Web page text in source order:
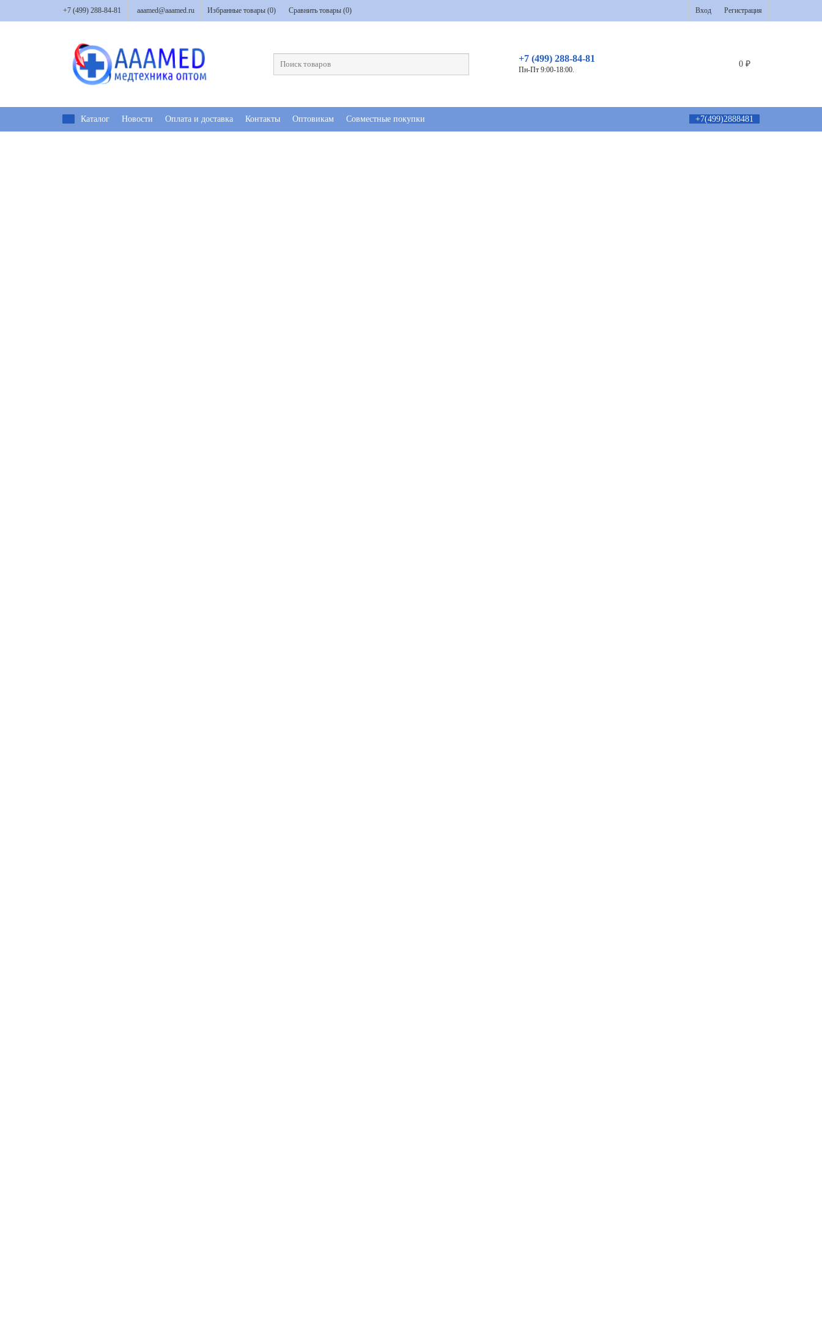
+7 (499) 288-84-81 aaamed@aaamed.ru Избранные товары (0) Сравнить товары (0) Вход Регистрация
+7 (499) 288-84-81
Пн-Пт 9:00-18:00.
0 ₽
Каталог Новости Оплата и доставка Контакты Оптовикам Совместные покупки +7(499)2888481